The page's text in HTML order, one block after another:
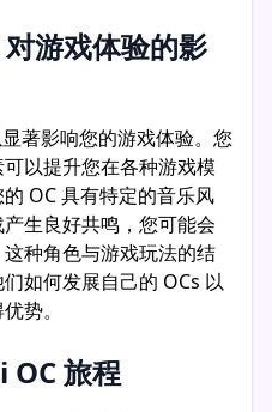
游戏体验的影
著影响您的游戏体验。您
以提升您在各种游戏模
OC 具有特定的音乐风
生良好共鸣，您可能会
种角色与游戏玩法的结
如何发展自己的 OCs 以
势。
旅程